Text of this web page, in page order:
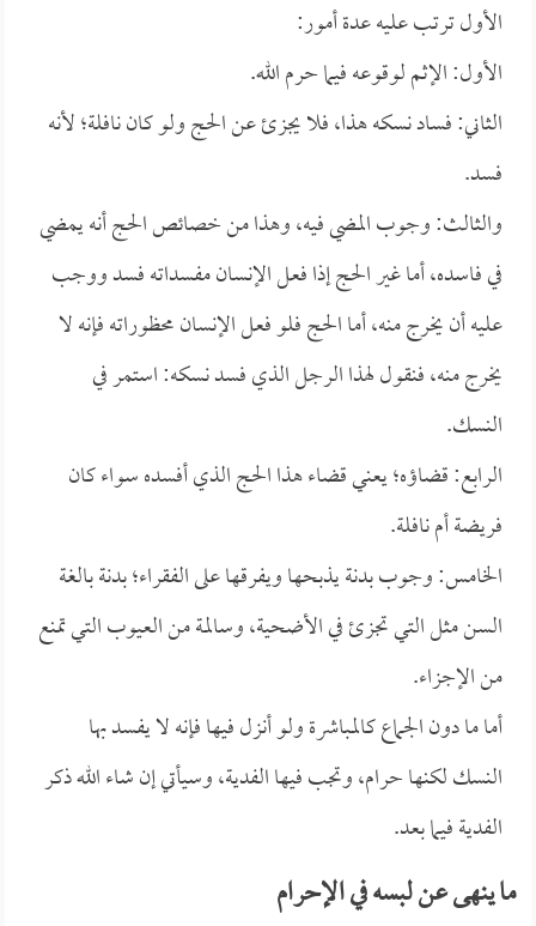
الأول ترتب عليه عدة أمور:
الأول: الإثم لوقوعه فيما حرم الله.
الثاني: فساد نسكه هذا، فلا يجزئ عن الحج ولو كان نافلة؛ لأنه
فسد.
والثالث: وجوب المضي فيه، وهذا من خصائص الحج أنه يمضي
في فاسده، أما غير الحج إذا فعل الإنسان مفسداته فسد ووجب
عليه أن يخرج منه، أما الحج فلو فعل الإنسان محظوراته فإنه لا
يخرج منه، فنقول لهذا الرجل الذي فسد نسكه: استمر في
النسك.
الرابع: قضاؤه؛ يعني قضاء هذا الحج الذي أفسده سواء كان
فريضة أم نافلة.
الخامس: وجوب بدنة يذبحها ويفرقها على الفقراء؛ بدنة بالغة
السن مثل التي تجزئ في الأضحية، وسالمة من العيوب التي تمنع
من الإجزاء.
أما ما دون الجماع كالمباشرة ولو أنزل فيها فإنه لا يفسد بها
النسك لكنها حرام، وتجب فيها الفدية، وسيأتي إن شاء الله ذكر
الفدية فيما بعد.
ما ينهى عن لبسه في الإحرام